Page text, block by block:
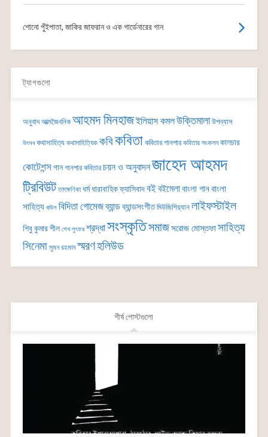
শোনো পুঁইপাতা, জাকির জাফরান ও এক গার্ডেনারের গান
ট্যাগগুলো
অনুবাদ আত্মজৈবনিক আহমদ মিনহাজইলিয়াস কমলউক্তিমালা উপন্যাস
উৎসব কথাসাহিত্য কথাসাহিত্যিক কবিকবিতা কবিতার গানপার কবিতার সংকলন কালচার
কোটেশন্সগান গানপার কবিতার চয়ন ও অনুবাদনজাহেদ আহমদ
ট্রিবিউট তাৎক্ষণিকা ধর্ম ধারাবাহিকফ্যাসিবাদবইবইমেলাবাংলা গানবাংলা
সাহিত্য বাউল বিদিতা গোমেজব্যান্ডব্যান্ডসংগীত মিউজিশিয়্যান লাইফস্টাইল
শিবু কুমার শীল শেখ লুৎফর শ্রদ্ধাসংস্কৃতিসমাজসরোজ মোস্তফাসাহিত্য
সিনেমা সুমন রহমান স্মরণহলিউড
শীর্ষ পোস্টগুলো